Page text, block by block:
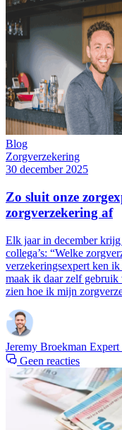
Blog
Zorgverzekering
30 december 2025
Zo sluit onze
zorgverzekering af
Elk jaar in december
collega’s: “Welke
verzekeringsexpert ken
maak ik daar zelf gebruik
zien hoe ik mijn
Jeremy Broekman Expert
Geen reacties